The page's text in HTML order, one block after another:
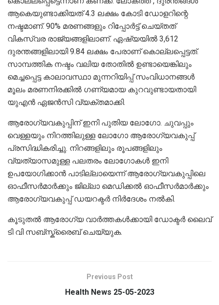
ആകെയുണ്ടാക്കിയത് 4.3 ലക്ഷം കോടി ഡോളറിന്റെ
നഷ്ടമാണ്. 90% മരണങ്ങളും റിപ്പോർട്ട് ചെയ്തത്
വികസ്വര രാജ്യങ്ങളിലാണ്. ഏഷ്യയിൽ 3,612
ദുരന്തങ്ങളിലായി 9.84 ലക്ഷം പേരാണ് കൊല്ലപ്പെട്ടത്.
സാമ്പത്തിക നഷ്ടം വലിയ തോതിൽ ഉണ്ടായെങ്കിലും
മെച്ചപ്പെട്ട കാലാവസ്ഥാ മുന്നറിയിപ്പ് സംവിധാനങ്ങൾ
മൂലം മരണനിരക്കിൽ ഗണ്യമായ കുറവുണ്ടായതായി
യുഎൻ ഏജൻസി വ്യക്തമാക്കി.
ആരോഗ്യവകുപ്പിന് ഇനി പുതിയ ലോഗോ. ചുവപ്പും
വെള്ളയും നിറത്തിലുള്ള ലോഗോ ആരോഗ്യവകുപ്പ്
പ്രസിദ്ധികരിച്ചു. നിറങ്ങളിലും രൂപങ്ങളിലും
വ്യത്യാസമുള്ള പലതരം ലോഗോകൾ ഇനി
ഉപയോഗിക്കാൻ പാടില്ലായെന്ന് ആരോഗ്യവകുപ്പിലെ
ഓഫീസർമാർക്കും ജില്ലാ മെഡിക്കൽ ഓഫീസർമാർക്കും
ആരോഗ്യവകുപ്പ് ഡയറക്ടർ നിർദേശം നൽകി.
കൂടുതൽ ആരോഗ്യ വാർത്തകൾക്കായി ഡോക്ടർ ലൈവ്
ടി വി സബ്സ്ക്രൈബ് ചെയ്യുക.
Previous Post
Health News 25-05-2023